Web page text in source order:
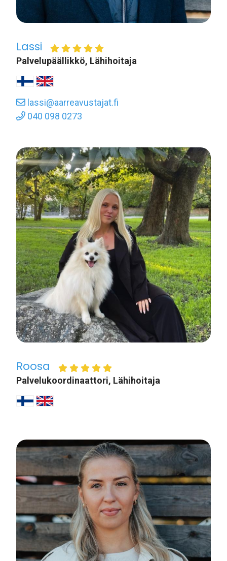
Lassi
Palvelupäällikkö, Lähihoitaja
lassi@aarreavustajat.fi
040 098 0273
Roosa
Palvelukoordinaattori, Lähihoitaja